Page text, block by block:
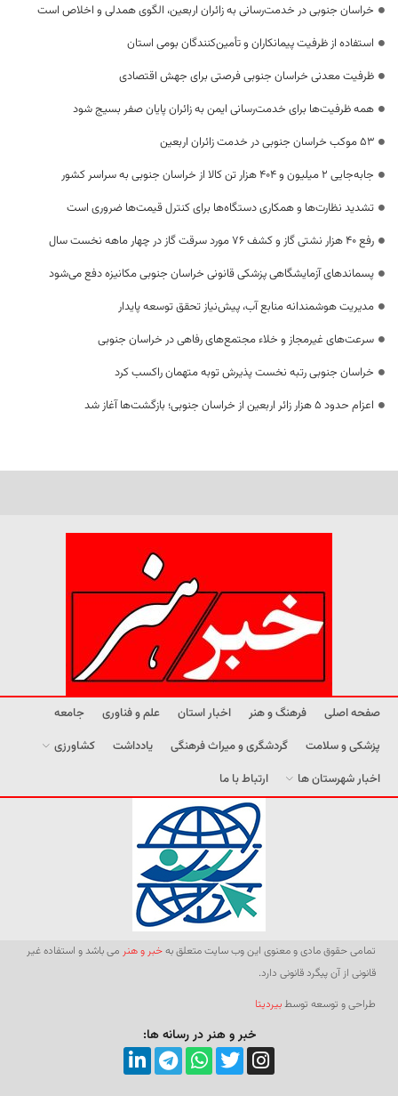
خراسان جنوبی در خدمت‌رسانی به زائران اربعین، الگوی همدلی و اخلاص است
استفاده از ظرفیت پیمانکاران و تأمین‌کنندگان بومی استان
ظرفیت معدنی خراسان جنوبی فرصتی برای جهش اقتصادی
همه ظرفیت‌ها برای خدمت‌رسانی ایمن به زائران پایان صفر بسیج شود
53 موکب خراسان جنوبی در خدمت زائران اربعین
جابه‌جایی 2 میلیون و 404 هزار تن کالا از خراسان جنوبی به سراسر کشور
تشدید نظارت‌ها و همکاری دستگاه‌ها برای کنترل قیمت‌ها ضروری است
رفع 40 هزار نشتی گاز و کشف 76 مورد سرقت گاز در چهار ماهه نخست سال
پسماندهای آزمایشگاهی پزشکی قانونی خراسان جنوبی مکانیزه دفع می‌شود
مدیریت هوشمندانه منابع آب، پیش‌نیاز تحقق توسعه پایدار
سرعت‌های غیرمجاز و خلاء مجتمع‌های رفاهی در خراسان جنوبی
خراسان جنوبی رتبه نخست پذیرش توبه متهمان راکسب کرد
اعزام حدود 5 هزار زائر اربعین از خراسان جنوبی؛ بازگشت‌ها آغاز شد
صفحه اصلی فرهنگ و هنر اخبار استان علم و فناوری
جامعه
پزشکی و سلامت
گردشگری و میراث فرهنگی یادداشت
کشاورزی
اخبار شهرستان ها
ارتباط با ما
تمامی حقوق مادی و معنوی این وب سایت متعلق بهخبر و هنر می باشد و استفاده غیر
قانونی از آن پیگرد قانونی دارد.
طراحی و توسعه توسطبیردیتا
خبر و هنر در رسانه ها: